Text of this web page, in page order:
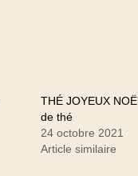
THÉ JOYEUX
de thé
24 octobre 2021
Article similaire